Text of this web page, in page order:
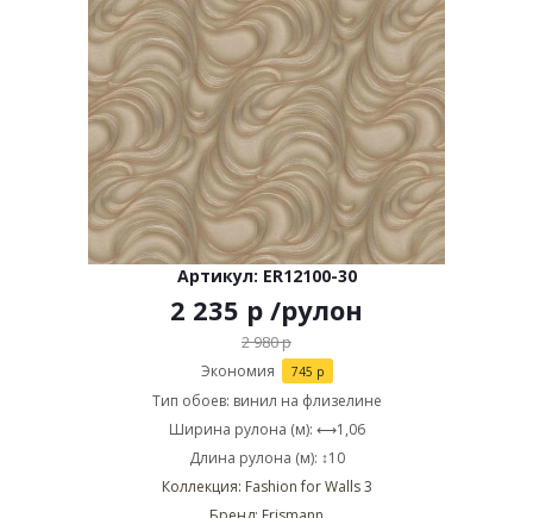
Артикул: ER12100-30
2 235 р /рулон
2 980р
Экономия 745 р
Тип обоев: винил на флизелине
Ширина рулона (м): ⟷1,06
Длина рулона (м): ↕10
Коллекция: Fashion for Walls 3